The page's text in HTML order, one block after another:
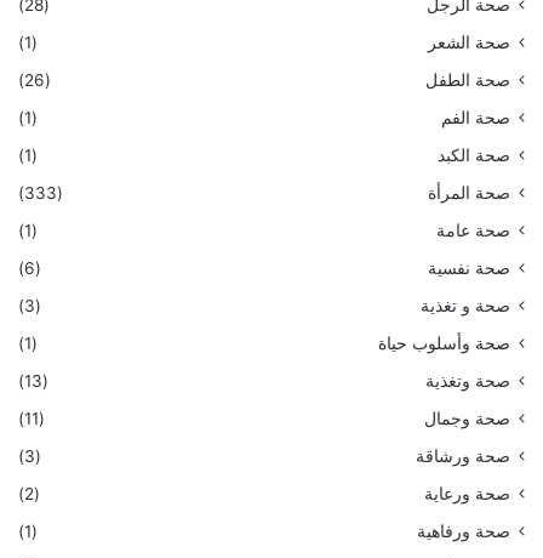
صحة الرجل
(28)
صحة الشعر
(1)
صحة الطفل
(26)
صحة الفم
(1)
صحة الكبد
(1)
صحة المرأة
(333)
صحة عامة
(1)
صحة نفسية
(6)
صحة و تغذية
(3)
صحة وأسلوب حياة
(1)
صحة وتغذية
(13)
صحة وجمال
(11)
صحة ورشاقة
(3)
صحة ورعاية
(2)
صحة ورفاهية
(1)